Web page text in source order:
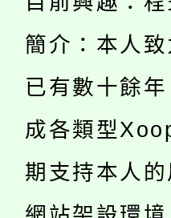
車」活動
桃園市
生本土
公告本
代理(
公告本
代理(課
轉知中
《
轉知苗
簡介：本人
已有數十餘
成各類型
期支持本人